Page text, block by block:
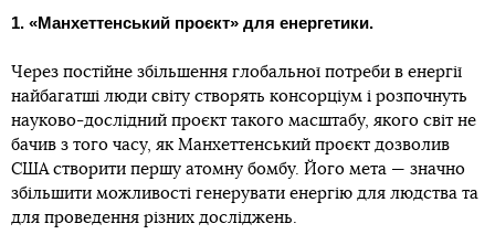
1. «Манхеттенський проєкт» для енергетики.
Через постійне збільшення глобальної потреби в енергії
найбагатші люди світу створять консорціум і розпочнуть
науково-дослідний проєкт такого масштабу, якого світ не
бачив з того часу, як Манхеттенський проєкт дозволив
США створити першу атомну бомбу. Його мета — значно
збільшити можливості генерувати енергію для людства та
для проведення різних досліджень.